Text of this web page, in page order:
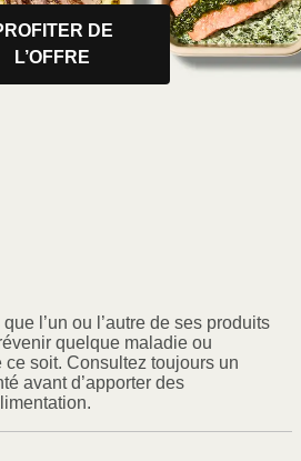
DE
L’OFFRE
l’un ou l’autre de ses produits
quelque maladie ou
soit. Consultez toujours un
avant d’apporter des